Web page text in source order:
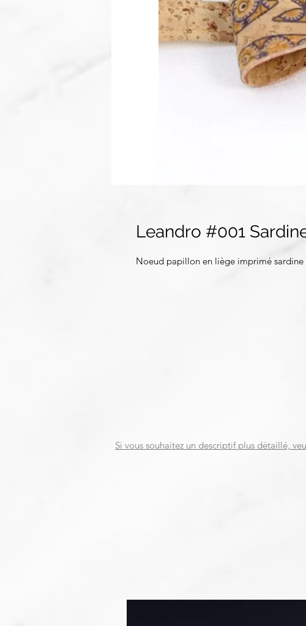
Leandro #001
Noeud papillon en liège imprimé
Si vous souhaitez un descriptif plus détaillé,